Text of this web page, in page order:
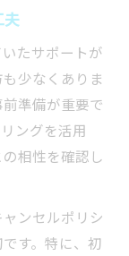
夫
たサポートが
少なくありま
準備が重要で
ングを活用
相性を確認し
ンセルポリシ
す。特に、初